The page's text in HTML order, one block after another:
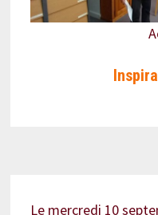
Le mercredi 10